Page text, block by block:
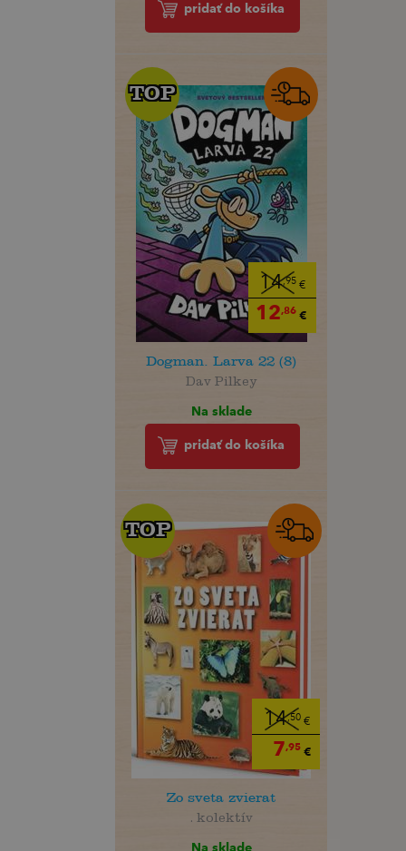
pridať do košíka
14,95 €
12,86 €
TOP
TOP
Dogman. Larva 22 (8)
Dav Pilkey
Na sklade
pridať do košíka
14,50€
7,95€
TOP
TOP
Zo sveta zvierat
. kolektív
Na sklade